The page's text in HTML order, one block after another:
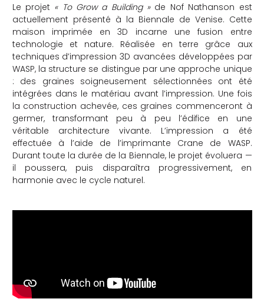
Le projet « To Grow a Building » de Nof Nathanson est
actuellement présenté à la Biennale de Venise. Cette
maison imprimée en 3D incarne une fusion entre
technologie et nature. Réalisée en terre grâce aux
techniques d’impression 3D avancées développées par
WASP, la structure se distingue par une approche unique
: des graines soigneusement sélectionnées ont été
intégrées dans le matériau avant l’impression. Une fois
la construction achevée, ces graines commenceront à
germer, transformant peu à peu l’édifice en une
véritable architecture vivante. L’impression a été
effectuée à l’aide de l’imprimante Crane de WASP.
Durant toute la durée de la Biennale, le projet évoluera —
il poussera, puis disparaîtra progressivement, en
harmonie avec le cycle naturel.